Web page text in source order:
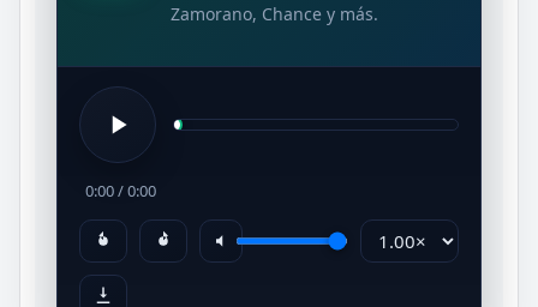
Zamorano, Chance y más.
0:00/0:00